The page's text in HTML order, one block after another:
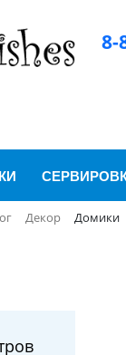
8-
Декор Домики